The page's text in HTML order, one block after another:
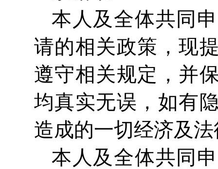
本人及全体共同
请的相关政策，现
遵守相关规定，并
均真实无误，如有
造成的一切经济及
本人及全体共同